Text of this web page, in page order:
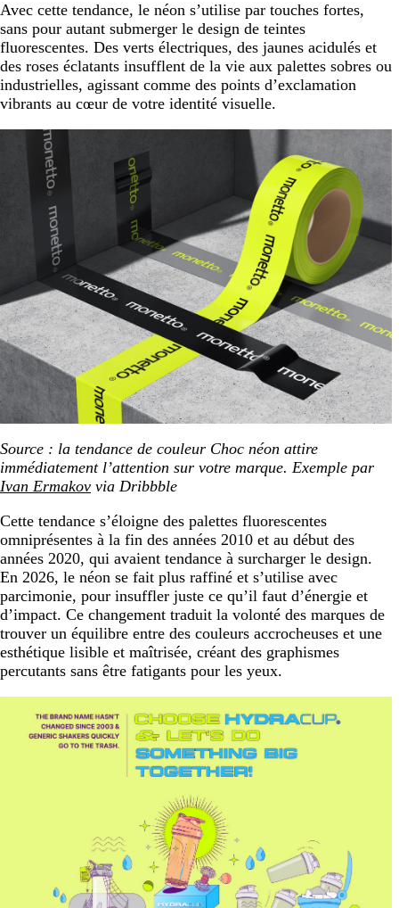
Avec cette tendance, le néon s’utilise par touches fortes,
sans pour autant submerger le design de teintes
fluorescentes. Des verts électriques, des jaunes acidulés et
des roses éclatants insufflent de la vie aux palettes sobres ou
industrielles, agissant comme des points d’exclamation
vibrants au cœur de votre identité visuelle.
Source : la tendance de couleur Choc néon attire
immédiatement l’attention sur votre marque. Exemple par
Ivan Ermakov via Dribbble
Cette tendance s’éloigne des palettes fluorescentes
omniprésentes à la fin des années 2010 et au début des
années 2020, qui avaient tendance à surcharger le design.
En 2026, le néon se fait plus raffiné et s’utilise avec
parcimonie, pour insuffler juste ce qu’il faut d’énergie et
d’impact. Ce changement traduit la volonté des marques de
trouver un équilibre entre des couleurs accrocheuses et une
esthétique lisible et maîtrisée, créant des graphismes
percutants sans être fatigants pour les yeux.